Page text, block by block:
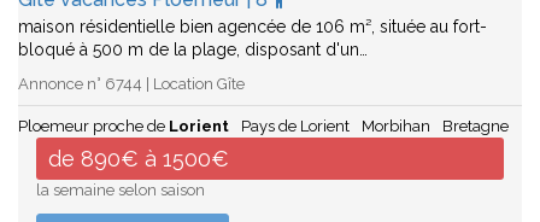
maison résidentielle bien agencée de 106 m², située au fort-
bloqué à 500 m de la plage, disposant d'un…
Annonce n° 6744 | Location Gîte
Ploemeur proche de Lorient Pays de Lorient Morbihan Bretagne
de 890€ à 1500€
la semaine selon saison